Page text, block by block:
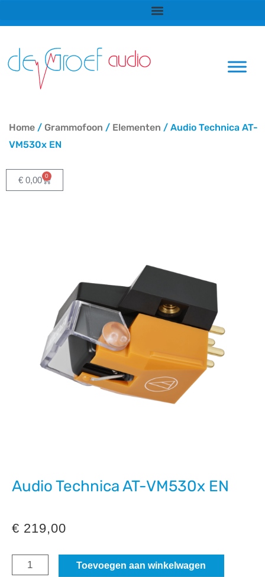
naar
inhoud
Home / Grammofoon / Elementen / Audio Technica AT-
VM530x EN
€ 0,00 0
Winkelwagen
Audio Technica AT-VM530x EN
€ 219,00
Audio
Toevoegen aan winkelwagen